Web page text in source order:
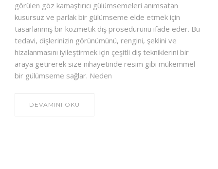
görülen göz kamaştırıcı gülümsemeleri anımsatan
kusursuz ve parlak bir gülümseme elde etmek için
tasarlanmış bir kozmetik diş prosedürünü ifade eder. Bu
tedavi, dişlerinizin görünümünü, rengini, şeklini ve
hizalanmasını iyileştirmek için çeşitli diş tekniklerini bir
araya getirerek size nihayetinde resim gibi mükemmel
bir gülümseme sağlar. Neden
DEVAMINI OKU